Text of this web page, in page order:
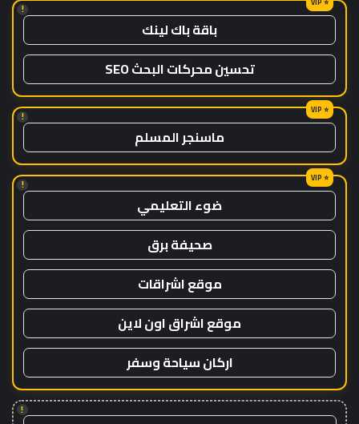
!
باقة باك لينك
تحسين محركات البحث SEO
!
ماسنجر المسلم
!
ضوء التعليمي
صحيفة برق
موقع اشراقات
موقع اشراق اون لاين
اركان سياحة وسفر
!